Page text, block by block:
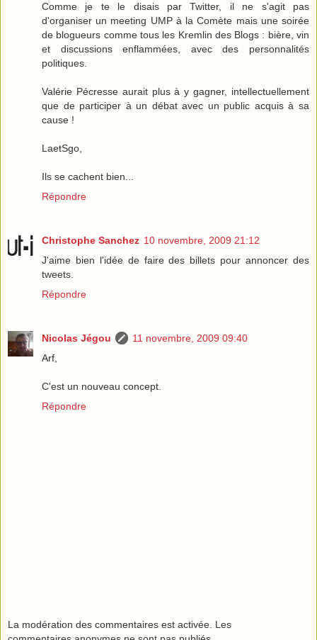
Comme je te le disais par Twitter, il ne s'agit pas
d'organiser un meeting UMP à la Comète mais une soirée
de blogueurs comme tous les Kremlin des Blogs : bière, vin
et discussions enflammées, avec des personnalités
politiques.
Valérie Pécresse aurait plus à y gagner, intellectuellement
que de participer à un débat avec un public acquis à sa
cause !
LaetSgo,
Ils se cachent bien...
Répondre
Christophe Sanchez 10 novembre, 2009 21:12
J'aime bien l'idée de faire des billets pour annoncer des
tweets.
Répondre
Nicolas Jégou
11 novembre, 2009 09:40
Arf,
C'est un nouveau concept.
Répondre
La modération des commentaires est activée. Les